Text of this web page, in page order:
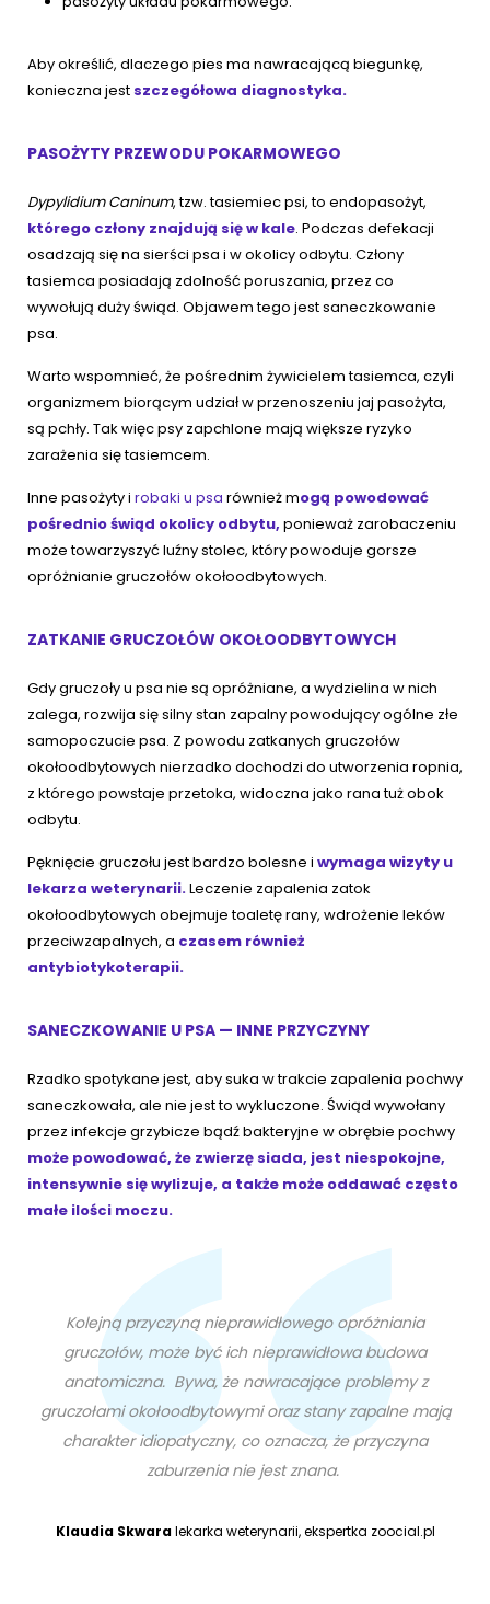
Aby określić, dlaczego pies ma nawracającą biegunkę,
konieczna jest szczegółowa diagnostyka.
PASOŻYTY PRZEWODU POKARMOWEGO
Dypylidium Caninum, tzw. tasiemiec psi, to endopasożyt,
którego człony znajdują się w kale. Podczas defekacji
osadzają się na sierści psa i w okolicy odbytu. Człony
tasiemca posiadają zdolność poruszania, przez co
wywołują duży świąd. Objawem tego jest saneczkowanie
psa.
Warto wspomnieć, że pośrednim żywicielem tasiemca, czyli
organizmem biorącym udział w przenoszeniu jaj pasożyta,
są pchły. Tak więc psy zapchlone mają większe ryzyko
zarażenia się tasiemcem.
Inne pasożyty i robaki u psa również mogą powodować
pośrednio świąd okolicy odbytu, ponieważ zarobaczeniu
może towarzyszyć luźny stolec, który powoduje gorsze
opróżnianie gruczołów okołoodbytowych.
ZATKANIE GRUCZOŁÓW OKOŁOODBYTOWYCH
Gdy gruczoły u psa nie są opróżniane, a wydzielina w nich
zalega, rozwija się silny stan zapalny powodujący ogólne złe
samopoczucie psa. Z powodu zatkanych gruczołów
okołoodbytowych nierzadko dochodzi do utworzenia ropnia,
z którego powstaje przetoka, widoczna jako rana tuż obok
odbytu.
Pęknięcie gruczołu jest bardzo bolesne i wymaga wizyty u
lekarza weterynarii.Leczenie zapalenia zatok
okołoodbytowych obejmuje toaletę rany, wdrożenie leków
przeciwzapalnych, a czasem również
antybiotykoterapii.
SANECZKOWANIE U PSA — INNE PRZYCZYNY
Rzadko spotykane jest, aby suka w trakcie zapalenia pochwy
saneczkowała, ale nie jest to wykluczone. Świąd wywołany
przez infekcje grzybicze bądź bakteryjne w obrębie pochwy
może powodować, że zwierzę siada, jest niespokojne,
intensywnie się wylizuje, a także może oddawać często
małe ilości moczu.
Kolejną przyczyną nieprawidłowego opróżniania
gruczołów, może być ich nieprawidłowa budowa
anatomiczna. Bywa, że nawracające problemy z
gruczołami okołoodbytowymi oraz stany zapalne mają
charakter idiopatyczny, co oznacza, że przyczyna
zaburzenia nie jest znana.
Klaudia Skwaralekarka weterynarii, ekspertka zoocial.pl